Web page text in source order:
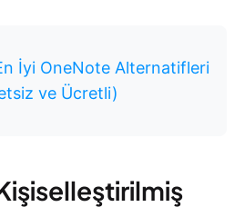
İyi OneNote Alternatifleri
ve Ücretli)